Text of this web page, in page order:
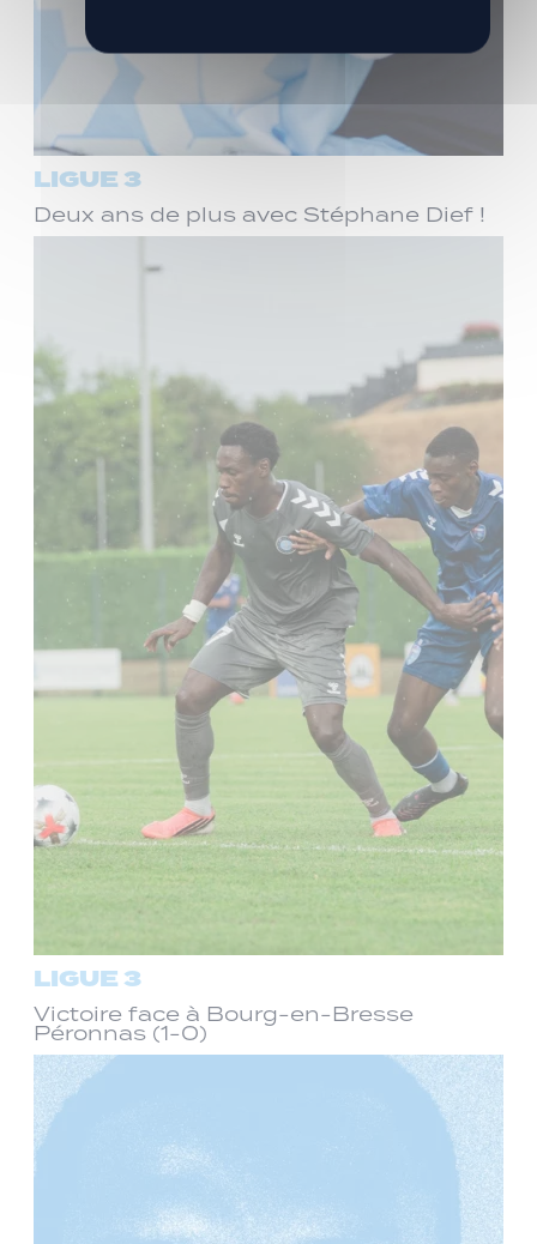
LIGUE 3
Deux ans de plus avec Stéphane Dief !
LIGUE 3
Victoire face à Bourg-en-Bresse
Péronnas (1-0)